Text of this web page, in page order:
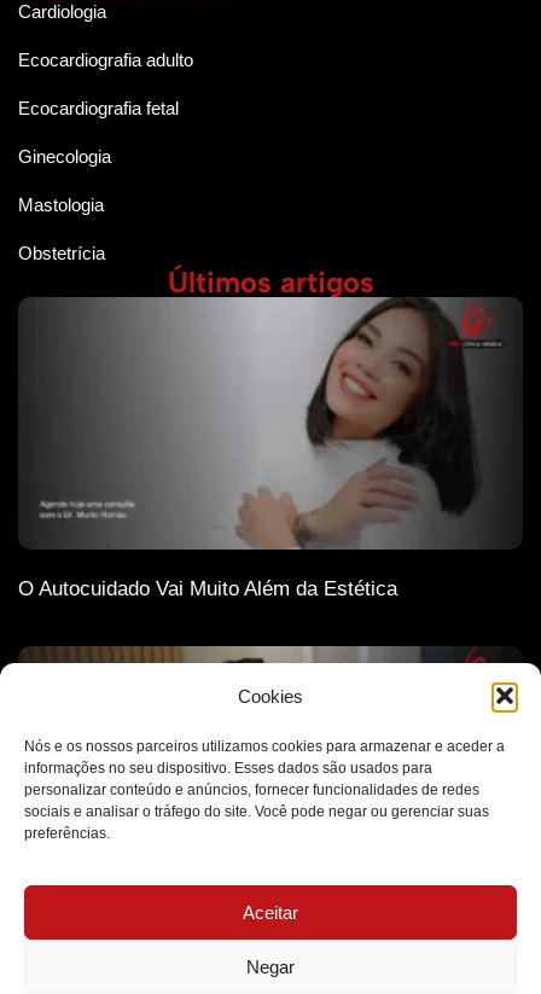
Cookies
Nós e os nossos parceiros utilizamos cookies para armazenar e aceder a
informações no seu dispositivo. Esses dados são usados para
personalizar conteúdo e anúncios, fornecer funcionalidades de redes
sociais e analisar o tráfego do site. Você pode negar ou gerenciar suas
preferências.
Aceitar
Negar
Cardiologia
Ecocardiografia adulto
Ecocardiografia fetal
Ginecologia
Mastologia
Obstetrícia
Últimos artigos
O Autocuidado Vai Muito Além da Estética
A Ética Como Base de Todas as Decisões Médicas